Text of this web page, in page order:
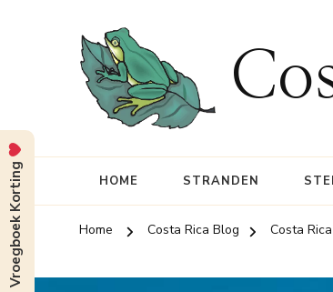
HOME STRANDEN
Home Costa Rica Blog Costa
Vroegboek Korting